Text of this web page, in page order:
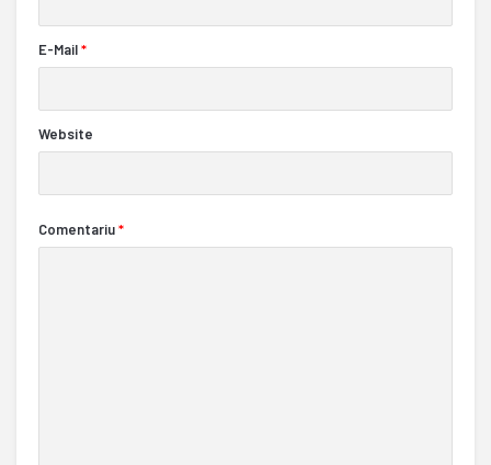
E-Mail*
Website
Comentariu*